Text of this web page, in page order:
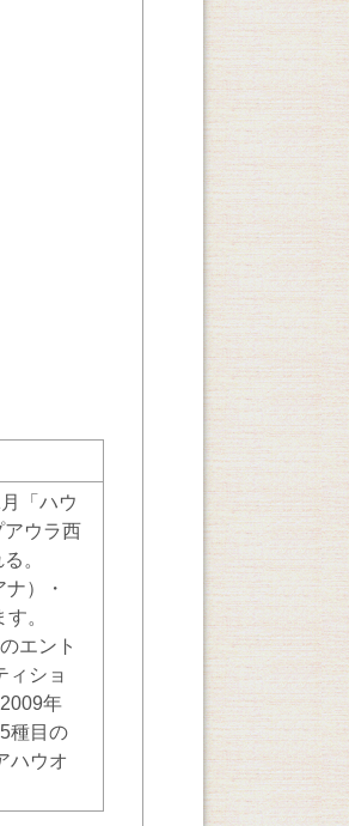
「ハウ
ウラ西
る。
）・
す。
エント
ィショ
年
種目の
ハウオ